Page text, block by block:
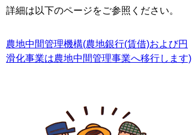
詳細は以下のページをご参照ください。
農地中間管理機構(農地銀行(賃借)および円
滑化事業は農地中間管理事業へ移行します)